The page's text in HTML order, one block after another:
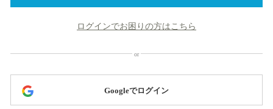
ログインでお困りの方はこちら
Googleでログイン